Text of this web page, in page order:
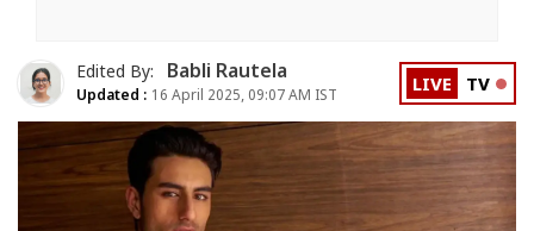
Edited By: Babli Rautela
Updated : 16 April 2025, 09:07 AM IST LIVE TV